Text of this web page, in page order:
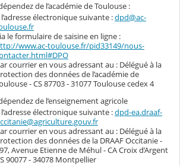
de l’académie de Toulouse :
électronique suivante :dpd@ac-
le formulaire de saisine en ligne :
www.ac-toulouse.fr/pid33149/nous-
courrier en vous adressant au : Délégué à la
des données de l’académie de
- CS 87703 - 31077 Toulouse cedex 4
de l’enseignement agricole
électronique suivante :dpd-ea.draaf-
courrier en vous adressant au : Délégué à la
des données de la DRAAF Occitanie -
Avenue Etienne de Méhul - CA Croix d’Argent
90077 - 34078 Montpellier